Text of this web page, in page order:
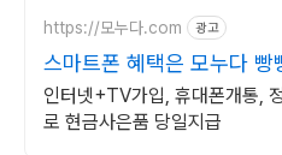
https://모누다.com 광고
스마트폰 혜택은 모누다 빵
인터넷+TV가입, 휴대폰개통,
로 현금사은품 당일지급